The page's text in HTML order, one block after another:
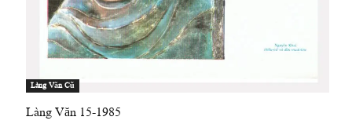
Làng Văn Cũ
Làng Văn 15-1985